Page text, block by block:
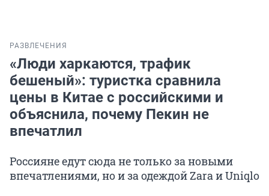
РАЗВЛЕЧЕНИЯ
«Люди харкаются, трафик
бешеный»: туристка сравнила
цены в Китае с российскими и
объяснила, почему Пекин не
впечатлил
Россияне едут сюда не только за новыми
впечатлениями, но и за одеждой Zara и Uniqlo